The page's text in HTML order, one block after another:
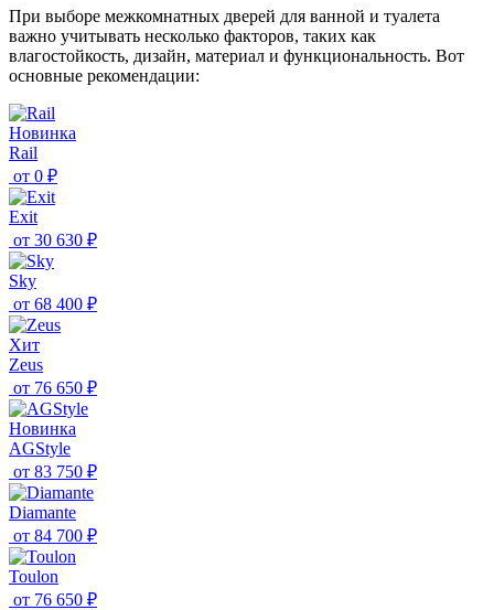
При выборе межкомнатных дверей для ванной и туалета
важно учитывать несколько факторов, таких как
влагостойкость, дизайн, материал и функциональность. Вот
основные рекомендации:
Новинка
Rail
от 0 ₽
Exit
от 30 630 ₽
Sky
от 68 400 ₽
Хит
Zeus
от 76 650 ₽
Новинка
AGStyle
от 83 750 ₽
Diamante
от 84 700 ₽
Toulon
от 76 650 ₽